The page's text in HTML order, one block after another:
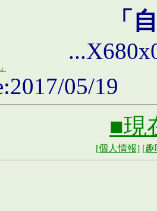
「
05/19
■現
[個人情報] [趣